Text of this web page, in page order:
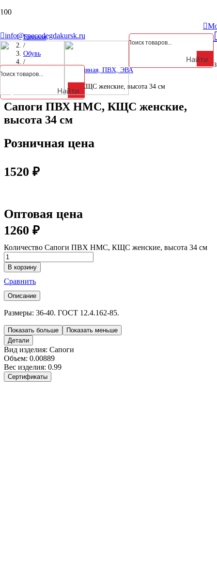
Курская обл., Октябрьский р-н, д. Анахина, ул. Зеленая, д. 5а
info@specodegdakursk.ru
Найти
Найти
Главная
/
Обувь
/
Обувь резиновая, валяная, ПВХ, ЭВА
/
Сапоги ПВХ НМС, КЩС женские, высота 34 см
Сапоги ПВХ НМС, КЩС женские,
высота 34 см
Розничная цена
1520 ₽
Оптовая цена
1260 ₽
Количество Сапоги ПВХ НМС, КЩС женские, высота 34 см
В корзину
Сравнить
Описание
Размеры: 36-40. ГОСТ 12.4.162-85.
Показать больше
Показать меньше
Детали
Вид изделия: Сапоги
Объем: 0.00889
Вес изделия: 0.99
Сертификаты